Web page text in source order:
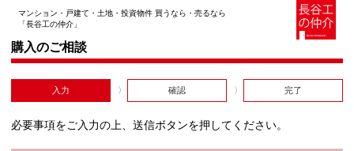
マンション・戸建て・土地・投資物件 買うなら・売るなら
「長谷工の仲介」
購入のご相談
入力 確認 完了
必要事項をご入力の上、送信ボタンを押してください。